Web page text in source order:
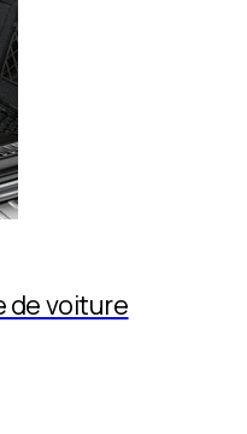
de voiture